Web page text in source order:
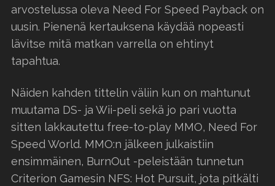
arvostelussa oleva Need For Speed Payback on
uusin. Pienenä kertauksena käydää nopeasti
lävitse mitä matkan varrella on ehtinyt
tapahtua.
Näiden kahden tittelin väliin kun on mahtunut
muutama DS- ja Wii-peli sekä jo pari vuotta
sitten lakkautettu free-to-play MMO, Need For
Speed World. MMO:n jälkeen julkaistiin
ensimmäinen, BurnOut -peleistään tunnetun
Criterion Gamesin NFS: Hot Pursuit, jota pitkälti